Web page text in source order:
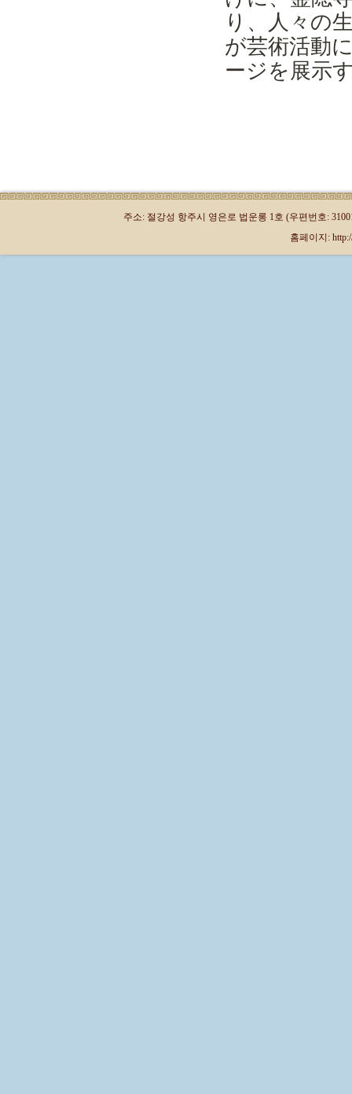
り、人々の
が芸術活動
ージを展示
주소: 절강성 항주시 영은로 법운롱 1호 (우편번호:
홈페이지: